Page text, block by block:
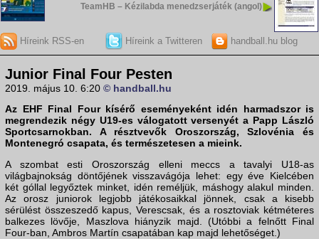
TeamHB – Kézilabda menedzserjáték (angol)
Híreink RSS-en Híreink a Twitteren handball.hu blog
Junior Final Four Pesten
2019. május 10. 6:20 © handball.hu
Az EHF Final Four kísérő eseményeként idén harmadszor is
megrendezik négy U19-es válogatott versenyét a Papp László
Sportcsarnokban. A résztvevők Oroszország, Szlovénia és
Montenegró csapata, és természetesen a mieink.
A szombat esti Oroszország elleni meccs a tavalyi U18-as
világbajnokság döntőjének visszavágója lehet: egy éve Kielcében
két góllal legyőztek minket, idén reméljük, máshogy alakul minden.
Az orosz juniorok legjobb játékosaikkal jönnek, csak a kisebb
sérülést összeszedő kapus, Verescsak, és a rosztoviak kétméteres
balkezes lövője, Maszlova hiányzik majd. (Utóbbi a felnőtt Final
Four-ban, Ambros Martín csapatában kap majd lehetőséget.)